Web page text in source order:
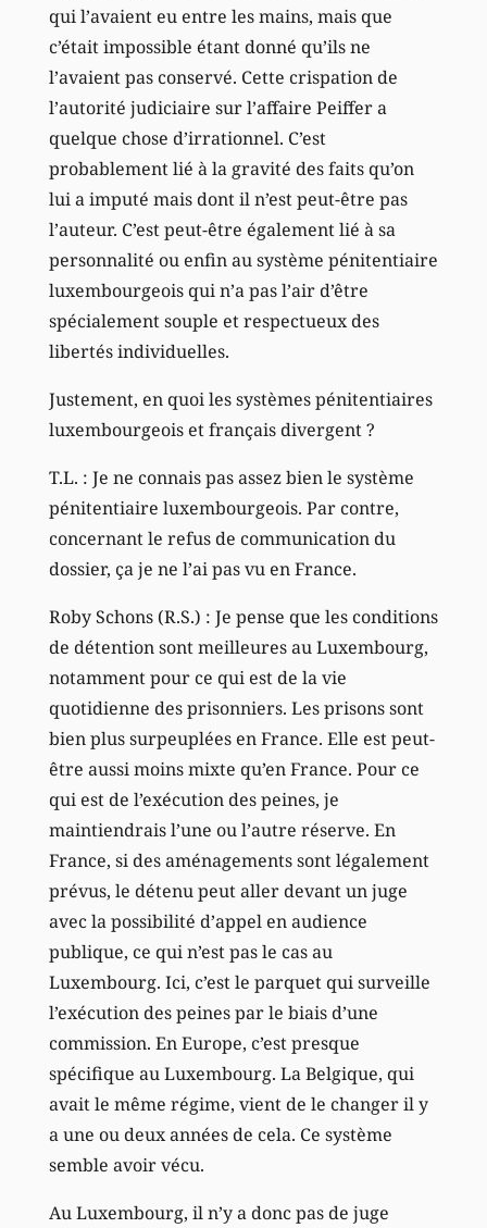
qui l’avaient eu entre les mains, mais que
c’était impossible étant donné qu’ils ne
l’avaient pas conservé. Cette crispation de
l’autorité judiciaire sur l’affaire Peiffer a
quelque chose d’irrationnel. C’est
probablement lié à la gravité des faits qu’on
lui a imputé mais dont il n’est peut-être pas
l’auteur. C’est peut-être également lié à sa
personnalité ou enfin au système pénitentiaire
luxembourgeois qui n’a pas l’air d’être
spécialement souple et respectueux des
libertés individuelles.
Justement, en quoi les systèmes pénitentiaires
luxembourgeois et français divergent ?
T.L. : Je ne connais pas assez bien le système
pénitentiaire luxembourgeois. Par contre,
concernant le refus de communication du
dossier, ça je ne l’ai pas vu en France.
Roby Schons (R.S.) : Je pense que les conditions
de détention sont meilleures au Luxembourg,
notamment pour ce qui est de la vie
quotidienne des prisonniers. Les prisons sont
bien plus surpeuplées en France. Elle est peut-
être aussi moins mixte qu’en France. Pour ce
qui est de l’exécution des peines, je
maintiendrais l’une ou l’autre réserve. En
France, si des aménagements sont légalement
prévus, le détenu peut aller devant un juge
avec la possibilité d’appel en audience
publique, ce qui n’est pas le cas au
Luxembourg. Ici, c’est le parquet qui surveille
l’exécution des peines par le biais d’une
commission. En Europe, c’est presque
spécifique au Luxembourg. La Belgique, qui
avait le même régime, vient de le changer il y
a une ou deux années de cela. Ce système
semble avoir vécu.
Au Luxembourg, il n’y a donc pas de juge